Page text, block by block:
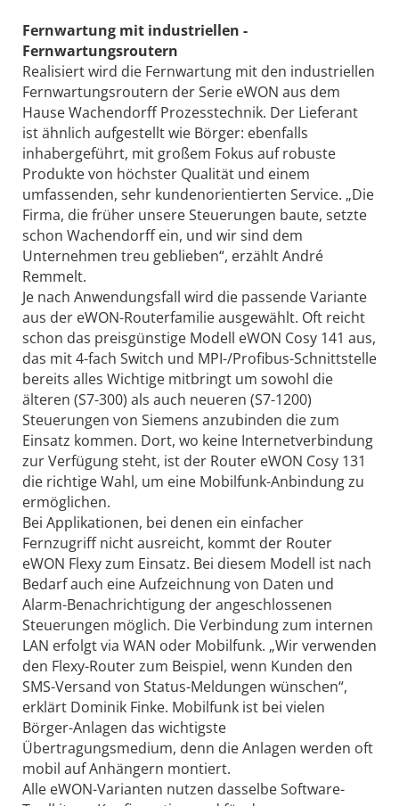
Fernwartung mit industriellen ­
Fernwartungsroutern
Realisiert wird die Fernwartung mit den industriellen
Fernwartungsroutern der Serie eWON aus dem
Hause Wachendorff Prozesstechnik. Der Lieferant
ist ähnlich aufgestellt wie Börger: ebenfalls
inhabergeführt, mit großem Fokus auf robuste
Produkte von höchster Qualität und einem
umfassenden, sehr kundenorientierten Service. „Die
Firma, die früher unsere Steuerungen baute, setzte
schon Wachendorff ein, und wir sind dem
Unternehmen treu geblieben“, erzählt André
Remmelt.
Je nach Anwendungsfall wird die passende Variante
aus der eWON-Routerfamilie ausgewählt. Oft reicht
schon das preisgünstige Modell eWON Cosy 141 aus,
das mit 4-fach Switch und MPI-/Profibus-Schnittstelle
bereits alles Wichtige mitbringt um sowohl die
älteren (S7-300) als auch neueren (S7-1200)
Steuerungen von Siemens anzubinden die zum
Einsatz kommen. Dort, wo keine Internetverbindung
zur Verfügung steht, ist der Router eWON Cosy 131
die richtige Wahl, um eine Mobilfunk-Anbindung zu
ermöglichen.
Bei Applikationen, bei denen ein einfacher
Fernzugriff nicht ausreicht, kommt der Router
eWON Flexy zum Einsatz. Bei diesem Modell ist nach
Bedarf auch eine Aufzeichnung von Daten und
Alarm-Benachrichtigung der angeschlossenen
Steuerungen möglich. Die Verbindung zum internen
LAN erfolgt via WAN oder Mobilfunk. „Wir verwenden
den Flexy-Router zum Beispiel, wenn Kunden den
SMS-Versand von Status-Meldungen wünschen“,
erklärt Dominik Finke. Mobilfunk ist bei vielen
Börger-Anlagen das wichtigste
Übertragungsmedium, denn die Anlagen werden oft
mobil auf Anhängern montiert.
Alle eWON-Varianten nutzen dasselbe Software-